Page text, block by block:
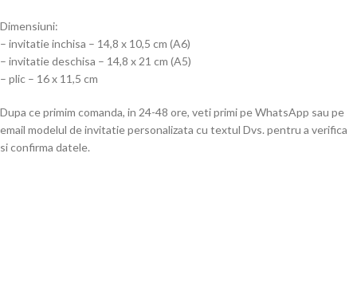
Dimensiuni:
– invitatie inchisa – 14,8 x 10,5 cm (A6)
– invitatie deschisa – 14,8 x 21 cm (A5)
– plic – 16 x 11,5 cm
Dupa ce primim comanda, in 24-48 ore, veti primi pe WhatsApp sau pe
email modelul de invitatie personalizata cu textul Dvs. pentru a verifica
si confirma datele.